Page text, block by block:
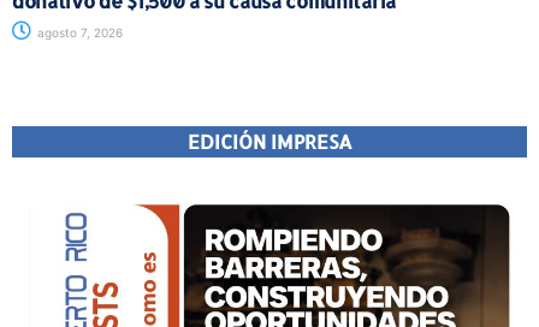
agosto 7, 2026
EDICIÓN IMPRESA